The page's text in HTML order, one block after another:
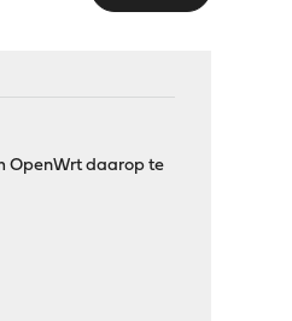
OpenWrt daarop te